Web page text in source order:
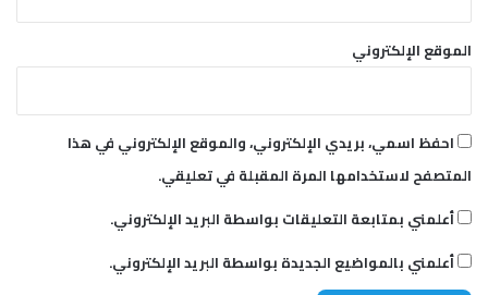
الموقع الإلكتروني
احفظ اسمي، بريدي الإلكتروني، والموقع الإلكتروني في هذا
المتصفح لاستخدامها المرة المقبلة في تعليقي.
أعلمني بمتابعة التعليقات بواسطة البريد الإلكتروني.
أعلمني بالمواضيع الجديدة بواسطة البريد الإلكتروني.